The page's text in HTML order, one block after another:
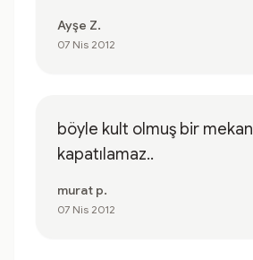
Ayşe Z.
07 Nis 2012
böyle kult olmuş bir mekan
kapatılamaz..
murat p.
07 Nis 2012